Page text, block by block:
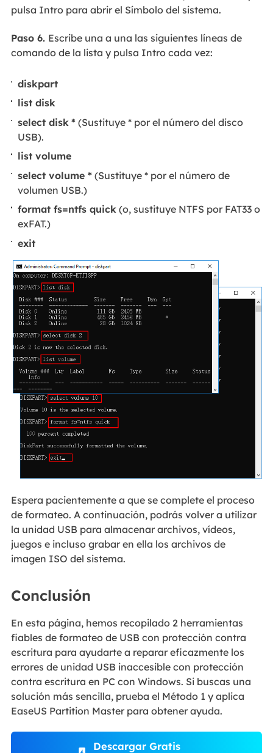
pulsa Intro para abrir el Símbolo del sistema.
Paso 6. Escribe una a una las siguientes líneas de
comando de la lista y pulsa Intro cada vez:
diskpart
list disk
select disk * (Sustituye * por el número del disco
USB).
list volume
select volume * (Sustituye * por el número de
volumen USB.)
format fs=ntfs quick (o, sustituye NTFS por FAT33 o
exFAT.)
exit
Espera pacientemente a que se complete el proceso
de formateo. A continuación, podrás volver a utilizar
la unidad USB para almacenar archivos, vídeos,
juegos e incluso grabar en ella los archivos de
imagen ISO del sistema.
Conclusión
En esta página, hemos recopilado 2 herramientas
fiables de formateo de USB con protección contra
escritura para ayudarte a reparar eficazmente los
errores de unidad USB inaccesible con protección
contra escritura en PC con Windows. Si buscas una
solución más sencilla, prueba el Método 1 y aplica
EaseUS Partition Master para obtener ayuda.
Descargar Gratis